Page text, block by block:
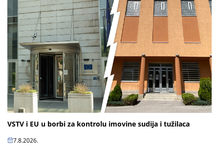
VSTV i EU u borbi za kontrolu imovine sudija i tužilaca
7.8.2026.